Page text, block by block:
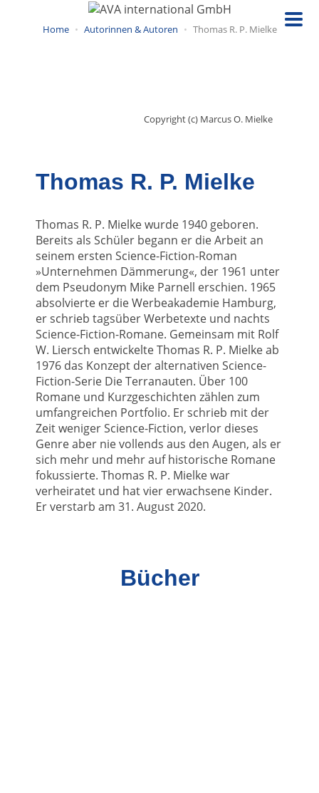
Home Autorinnen & Autoren Thomas R. P. Mielke
Copyright (c) Marcus O. Mielke
Thomas R. P. Mielke
Thomas R. P. Mielke wurde 1940 geboren.
Bereits als Schüler begann er die Arbeit an
seinem ersten Science-Fiction-Roman
»Unternehmen Dämmerung«, der 1961 unter
dem Pseudonym Mike Parnell erschien. 1965
absolvierte er die Werbeakademie Hamburg,
er schrieb tagsüber Werbetexte und nachts
Science-Fiction-Romane. Gemeinsam mit Rolf
W. Liersch entwickelte Thomas R. P. Mielke ab
1976 das Konzept der alternativen Science-
Fiction-Serie Die Terranauten. Über 100
Romane und Kurzgeschichten zählen zum
umfangreichen Portfolio. Er schrieb mit der
Zeit weniger Science-Fiction, verlor dieses
Genre aber nie vollends aus den Augen, als er
sich mehr und mehr auf historische Romane
fokussierte. Thomas R. P. Mielke war
verheiratet und hat vier erwachsene Kinder.
Er verstarb am 31. August 2020.
Bücher